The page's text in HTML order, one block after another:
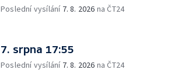
Poslední vysílání 7. 8. 2026 na ČT24
7. srpna 17:55
Poslední vysílání 7. 8. 2026 na ČT24